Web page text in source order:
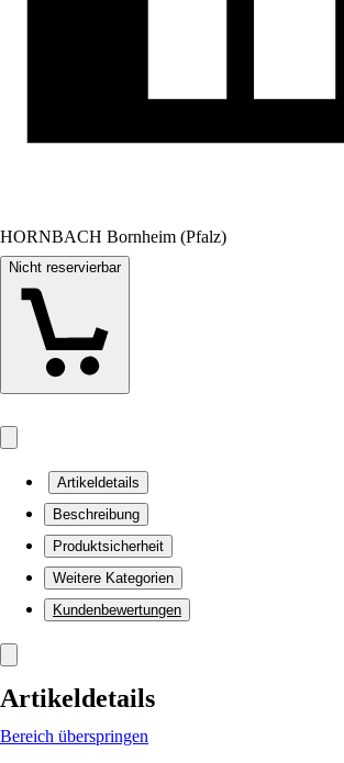
HORNBACH Bornheim (Pfalz)
Nicht reservierbar
Artikeldetails
Beschreibung
Produktsicherheit
Weitere Kategorien
Kundenbewertungen
Artikeldetails
Bereich überspringen